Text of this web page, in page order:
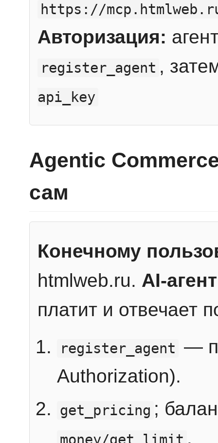
https://
Авторизация:
register_agent ,
api_key
Agentic
сам
Конечному
htmlweb.ru. AI-агент
платит и отвечает
register_agent —
Authorization).
get_pricing ;
.